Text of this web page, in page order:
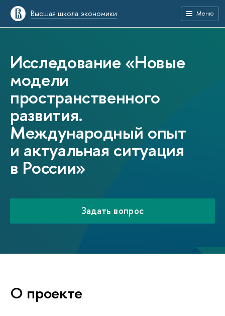
Высшая школа экономики Меню
Исследование «Новые
модели
пространственного
развития.
Международный опыт
и актуальная ситуация
в России»
Задать вопрос
О проекте